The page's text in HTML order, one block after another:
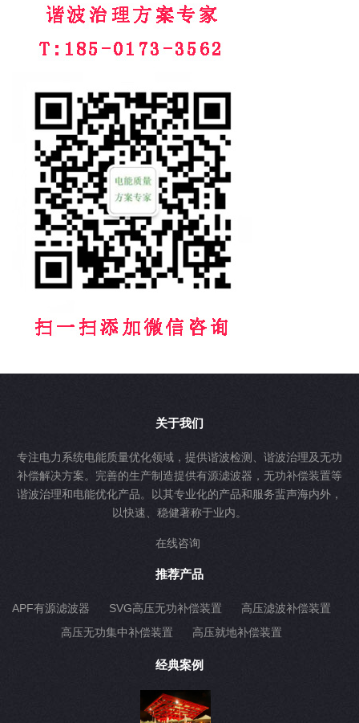
关于我们
专注电力系统电能质量优化领域，提供谐波检测、谐波治理及无功
补偿解决方案。完善的生产制造提供有源滤波器，无功补偿装置等
谐波治理和电能优化产品。以其专业化的产品和服务蜚声海内外，
以快速、稳健著称于业内。
在线咨询
推荐产品
APF有源滤波器 SVG高压无功补偿装置
高压滤波补偿装置
高压无功集中补偿装置
高压就地补偿装置
经典案例